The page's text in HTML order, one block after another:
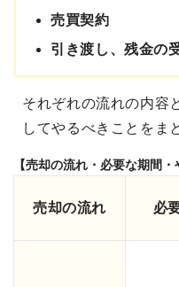
売買契約
引き渡し、残金の
それぞれの流れの内容
してやるべきことをま
【売却の流れ・必要な期間
売却の流れ 必